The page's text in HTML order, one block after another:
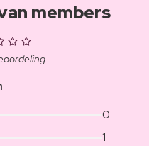
members
0
1